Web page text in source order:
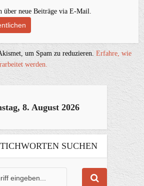
über neue Beiträge via E-Mail.
um Spam zu reduzieren.Erfahre, wie
werden.
8. August 2026
SUCHEN